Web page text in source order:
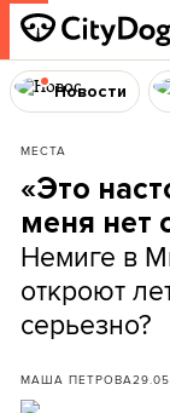
Новости
МЕСТА
«Это
меня нет
Немиге в
откроют
серьезно?
МАША ПЕТРОВА